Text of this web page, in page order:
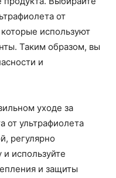
от
используют
Таким образом, вы
и
уходе за
от ультрафиолета
регулярно
используйте
и защиты